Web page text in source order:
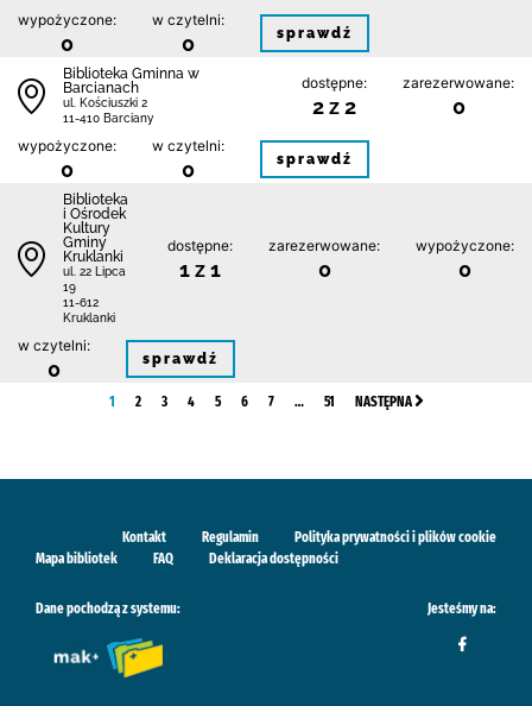
wypożyczone:
0
w czytelni:
0 sprawdź
Biblioteka Gminna w
Barcianach
ul. Kościuszki 2
11-410 Barciany
dostępne:
2 z 2
zarezerwowane:
0
wypożyczone:
0
w czytelni:
0 sprawdź
Biblioteka
i Ośrodek
Kultury
Gminy
Kruklanki
ul. 22 Lipca
19
11-612
Kruklanki
dostępne:
1 z 1
zarezerwowane:
0
wypożyczone:
0
w czytelni:
0 sprawdź
1 2 3 4 5 6 7 … 51 NASTĘPNA
Kontakt Regulamin
Polityka prywatności i plików cookie
Mapa bibliotek
FAQ Deklaracja dostępności
Dane pochodzą z systemu: Jesteśmy na: